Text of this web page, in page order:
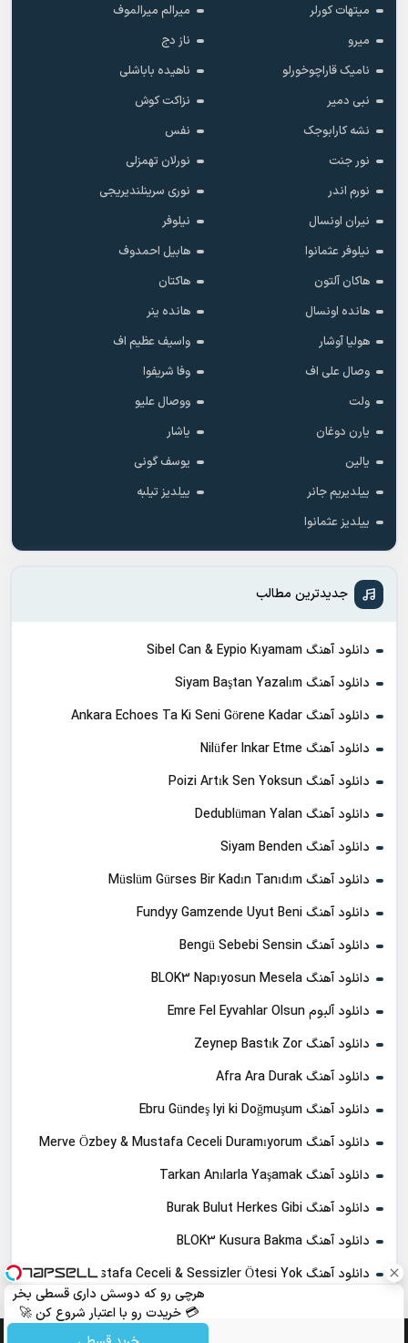
هرچی رو که دوسش داری قسطی بخر
💳 خریدت رو با اعتبار شروع کن 🚀
میتهات کورلر
میرالم میرالموف
میرو
ناز دج
نامیک قاراچوخورلو
ناهیده باباشلی
نبی دمیر
نزاکت کوش
نشه کارابوجک
نفس
نور جنت
نورلان تهمزلی
نورم اندر
نوری سرینلندیریجی
نیران اونسال
نیلوفر
نیلوفر عثمانوا
هابیل احمدوف
هاکان آلتون
هاکتان
هانده اونسال
هانده ینر
هولیا آوشار
واسیف عظیم اف
وصال علی اف
وفا شریفوا
ولت
ووصال علیو
یارن دوغان
یاشار
یالین
یوسف گونی
ییلدیریم جانر
ییلدیز تیلبه
ییلدیز عثمانوا
جدیدترین مطالب
دانلود آهنگ Sibel Can & Eypio Kıyamam
دانلود آهنگ Siyam Baştan Yazalım
دانلود آهنگ Ankara Echoes Ta Ki Seni Görene Kadar
دانلود آهنگ Nilüfer Inkar Etme
دانلود آهنگ Poizi Artık Sen Yoksun
دانلود آهنگ Dedublüman Yalan
دانلود آهنگ Siyam Benden
دانلود آهنگ Müslüm Gürses Bir Kadın Tanıdım
دانلود آهنگ Fundyy Gamzende Uyut Beni
دانلود آهنگ Bengü Sebebi Sensin
دانلود آهنگ BLOK3 Napıyosun Mesela
دانلود آلبوم Emre Fel Eyvahlar Olsun
دانلود آهنگ Zeynep Bastık Zor
دانلود آهنگ Afra Ara Durak
دانلود آهنگ Ebru Gündeş Iyi ki Doğmuşum
دانلود آهنگ Merve Özbey & Mustafa Ceceli Duramıyorum
دانلود آهنگ Tarkan Anılarla Yaşamak
دانلود آهنگ Burak Bulut Herkes Gibi
دانلود آهنگ BLOK3 Kusura Bakma
دانلود آهنگ Mustafa Ceceli & Sessizler Ötesi Yok